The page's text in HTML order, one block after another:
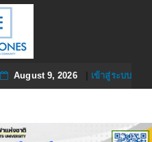
August 9, 2026| เข้าสู่ระบบ